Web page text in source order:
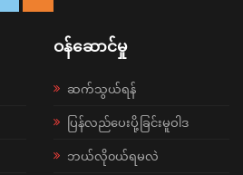
ဝန်ဆောင်မှု
ဆက်သွယ်ရန်
ပြန်လည်ပေးပို့ခြင်းမူဝါဒ
ဘယ်လို၀ယ်ရမလဲ